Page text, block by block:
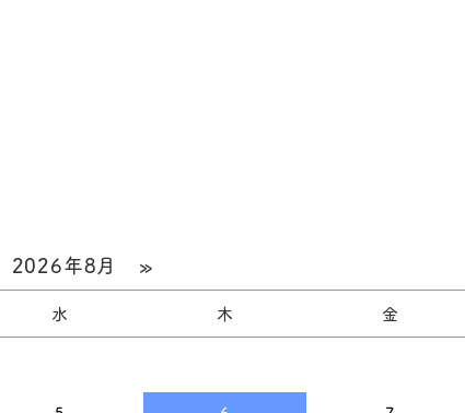
2026年8月 »
水 木 金